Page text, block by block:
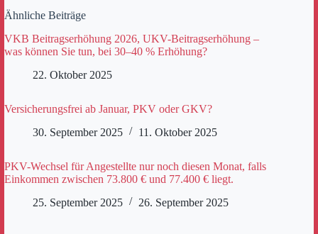
Ähnliche Beiträge
VKB Beitragserhöhung 2026, UKV-Beitragserhöhung –
was können Sie tun, bei 30–40 % Erhöhung?
22. Oktober 2025
Versicherungsfrei ab Januar, PKV oder GKV?
30. September 2025
11. Oktober 2025
PKV-Wechsel für Angestellte nur noch diesen Monat, falls
Einkommen zwischen 73.800 € und 77.400 € liegt.
25. September 2025
26. September 2025